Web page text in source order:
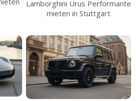
Lamborghini Urus Performante
mieten in Stuttgart